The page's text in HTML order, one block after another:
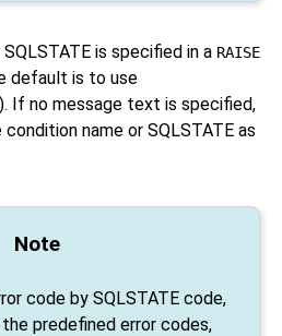
is specified in a RAISE
default is to use
). If no message text is specified,
name or SQLSTATE as
Note
code by SQLSTATE code,
predefined error codes,